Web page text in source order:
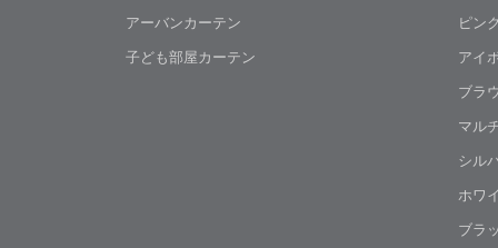
アーバンカーテン
子ども部屋カーテン
ピン
アイ
ブラ
マル
シル
ホワ
ブラ